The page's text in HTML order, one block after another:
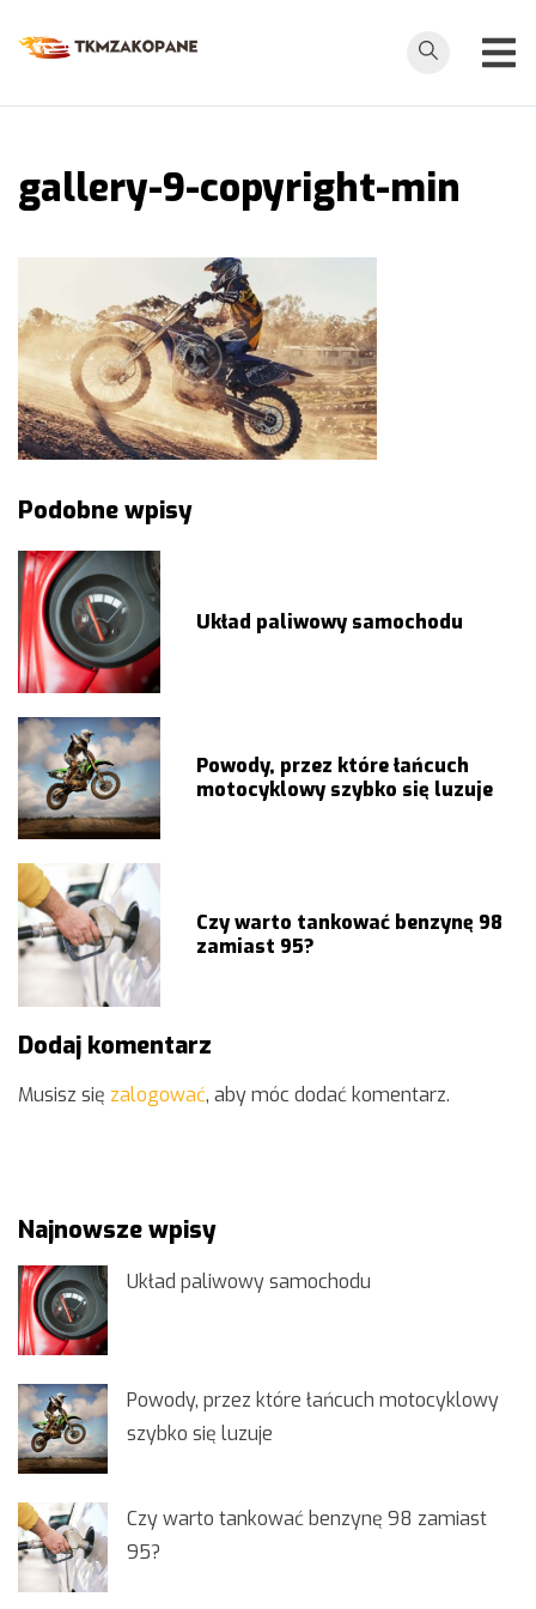
do
tkmzakopane.pl
gallery-9-copyright-min
Nawigacja
wpisu
Podobne wpisy
Układ paliwowy samochodu
Powody, przez które łańcuch
motocyklowy szybko się luzuje
Czy warto tankować benzynę 98
zamiast 95?
Dodaj komentarz
Musisz się zalogować, aby móc dodać komentarz.
Najnowsze wpisy
Układ paliwowy samochodu
Powody, przez które łańcuch motocyklowy
szybko się luzuje
Czy warto tankować benzynę 98 zamiast
95?